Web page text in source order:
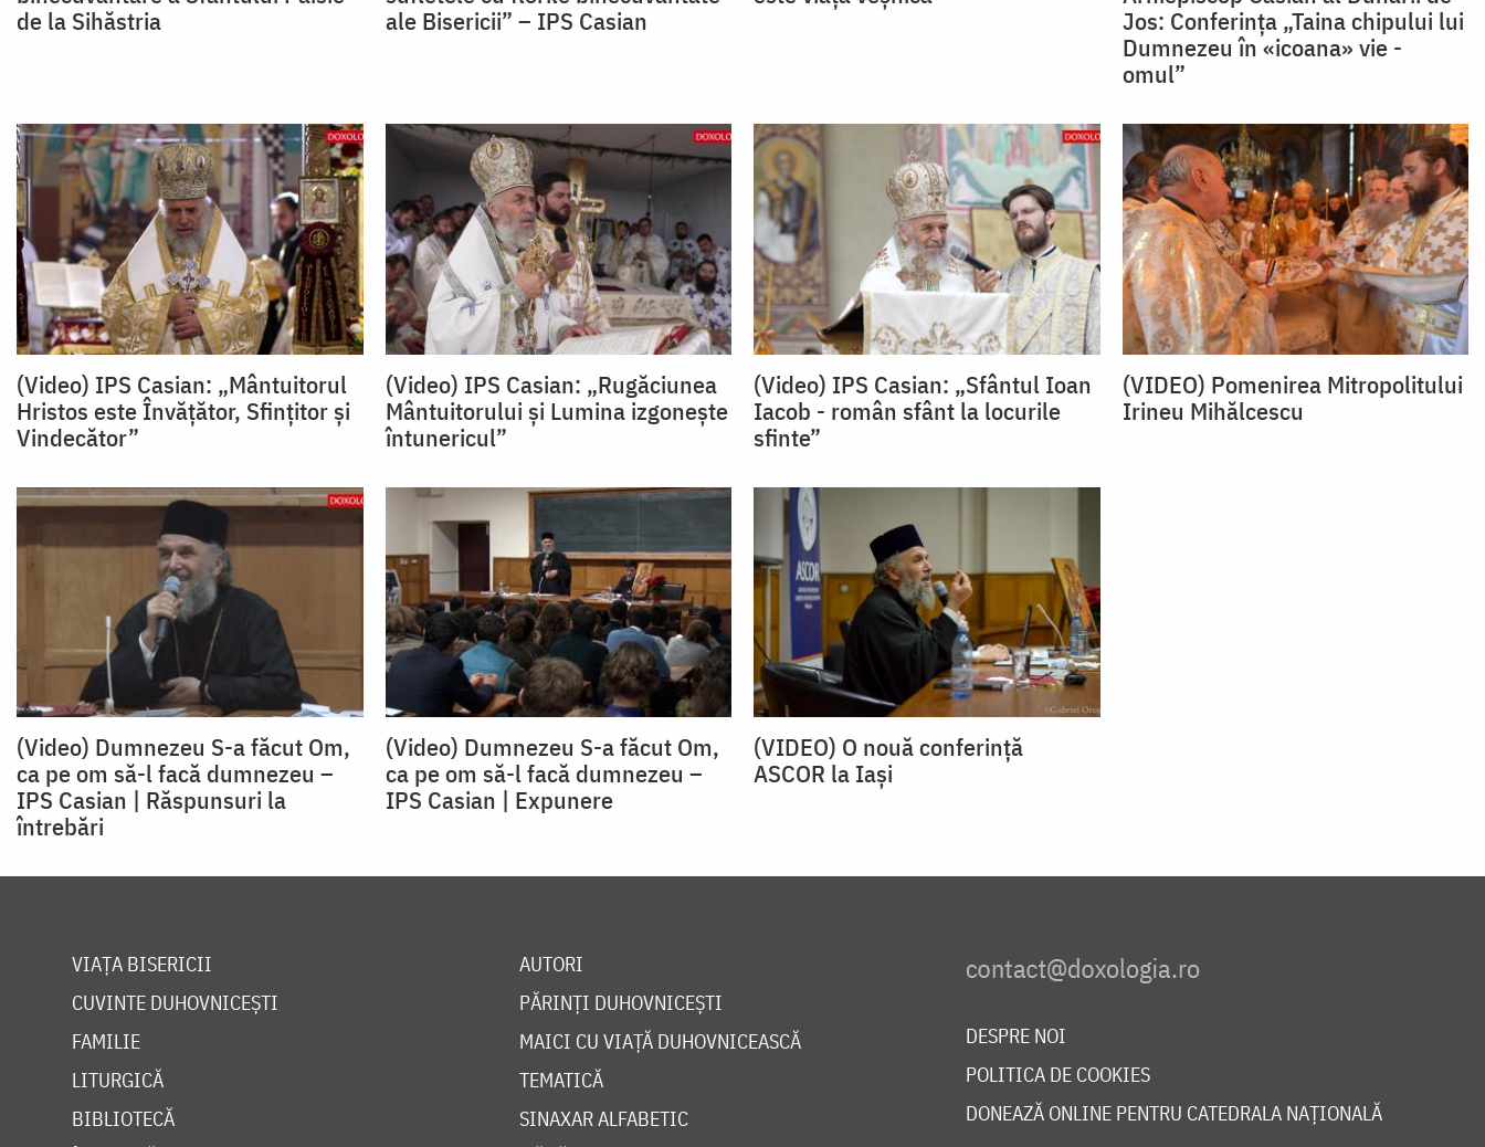
de la Sihăstria
ale Bisericii” – IPS Casian
Jos: Conferința „Taina chipului lui
Dumnezeu în «icoana» vie -
omul”
(Video) IPS Casian: „Mântuitorul
Hristos este Învățător, Sfințitor și
Vindecător”
(Video) IPS Casian: „Rugăciunea
Mântuitorului și Lumina izgonește
întunericul”
(Video) IPS Casian: „Sfântul Ioan
Iacob - român sfânt la locurile
sfinte”
(VIDEO) Pomenirea Mitropolitului
Irineu Mihălcescu
(Video) Dumnezeu S-a făcut Om,
ca pe om să-l facă dumnezeu –
IPS Casian | Răspunsuri la
întrebări
(Video) Dumnezeu S-a făcut Om,
ca pe om să-l facă dumnezeu –
IPS Casian | Expunere
(VIDEO) O nouă conferință
ASCOR la Iași
VIAȚA BISERICII
CUVINTE DUHOVNICEȘTI
FAMILIE
LITURGICĂ
BIBLIOTECĂ
AUTORI
PĂRINȚI DUHOVNICEȘTI
MAICI CU VIAȚĂ DUHOVNICEASCĂ
TEMATICĂ
SINAXAR ALFABETIC
DESPRE NOI
POLITICA DE COOKIES
DONEAZĂ ONLINE PENTRU CATEDRALA NAȚIONALĂ